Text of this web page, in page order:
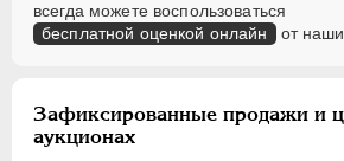
всегда можете воспользоваться
бесплатной оценкой онлайн от
Зафиксированные продажи и
аукционах